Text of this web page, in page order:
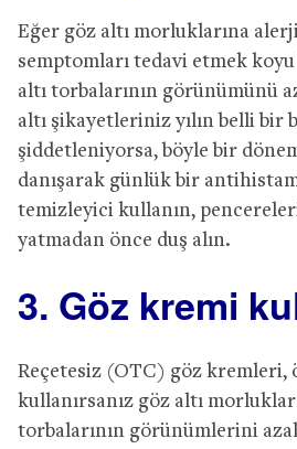
Eğer göz altı morluklarına
semptomları tedavi etmek
altı torbalarının görünümünü
altı şikayetleriniz yılın belli bir
şiddetleniyorsa, böyle bir
danışarak günlük bir
temizleyici kullanın,
yatmadan önce duş alın.
3. Göz kremi
Reçetesiz (OTC) göz kremleri,
kullanırsanız göz altı
torbalarının görünümlerini